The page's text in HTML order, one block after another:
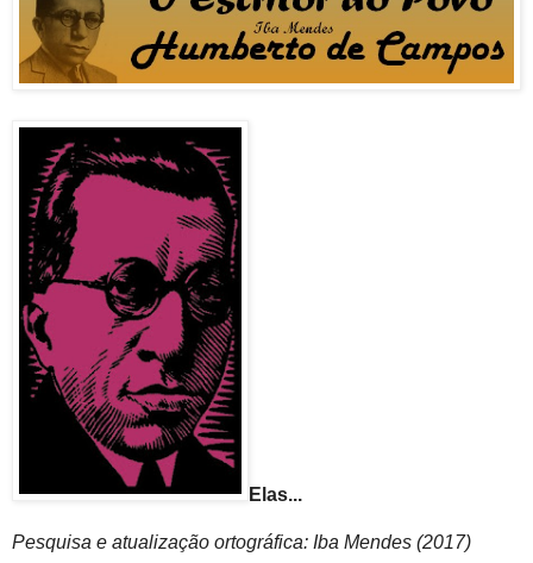
Elas...
Pesquisa e atualização ortográfica: Iba Mendes (2017)